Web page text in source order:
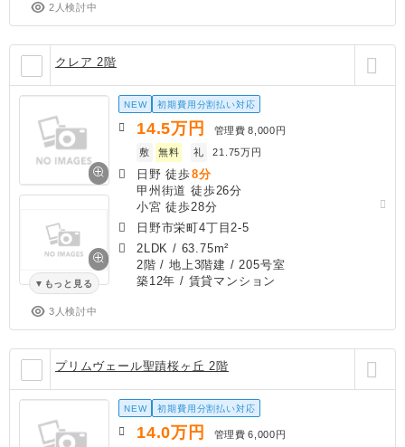
2人検討中
クレア 2階
もっと見る
3人検討中
NEW 初期費用分割払い対応
14.5万円 管理費 8,000円
敷
無料 礼 21.75万円
日野 徒歩8分
甲州街道 徒歩26分
小宮 徒歩28分
日野市栄町4丁目2-5
2LDK / 63.75m²
2階 / 地上3階建 / 205号室
築12年 / 賃貸マンション
プリムヴェール聖蹟桜ヶ丘 2階
NEW 初期費用分割払い対応
14.0万円 管理費 6,000円